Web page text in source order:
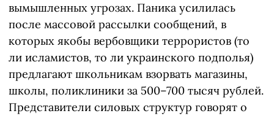
вымышленных угрозах. Паника усилилась
после массовой рассылки сообщений, в
которых якобы вербовщики террористов (то
ли исламистов, то ли украинского подполья)
предлагают школьникам взорвать магазины,
школы, поликлиники за 500–700 тысяч рублей.
Представители силовых структур говорят о